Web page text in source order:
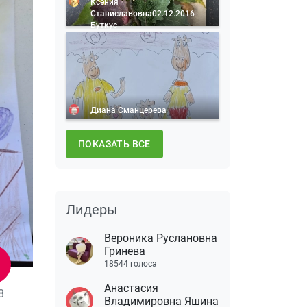
Станиславовна02.12.2016
Буткус
Диана Сманцерева
ПОКАЗАТЬ ВСЕ
Лидеры
Вероника Руслановна
Гринева
18544 голоса
Анастасия
Владимировна Яшина